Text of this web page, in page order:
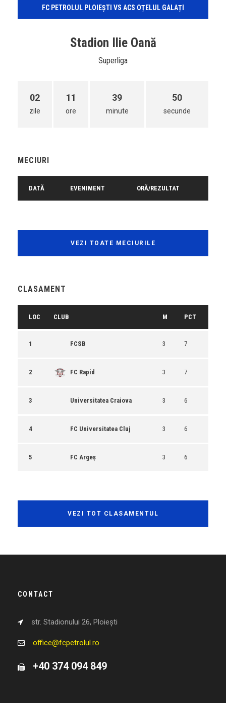
FC PETROLUL PLOIEȘTI VS ACS OȚELUL GALAȚI
Stadion Ilie Oană
Superliga
02
zile
11
ore
39
minute
50
secunde
MECIURI
DATĂ EVENIMENT ORĂ/REZULTAT
VEZI TOATE MECIURILE
CLASAMENT
LOC CLUB M PCT
1 FCSB 3 7
2 FC Rapid 3 7
3 Universitatea Craiova 3 6
4 FC Universitatea Cluj 3 6
5 FC Argeș 3 6
VEZI TOT CLASAMENTUL
CONTACT
str. Stadionului 26, Ploiești
office@fcpetrolul.ro
+40 374 094 849